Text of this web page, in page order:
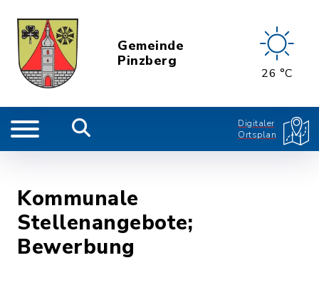
Gemeinde
Pinzberg
26 °C
Digitaler
Ortsplan
Kommunale
Stellenangebote;
Bewerbung